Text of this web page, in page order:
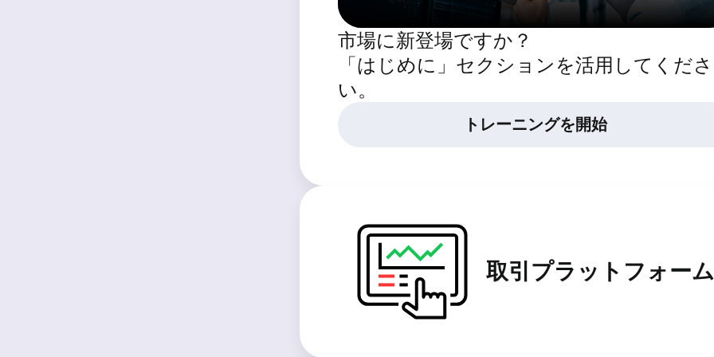
市場に新登場ですか？
「はじめに」セクションを活用してくださ
い。
トレーニングを開始
取引プラットフォー